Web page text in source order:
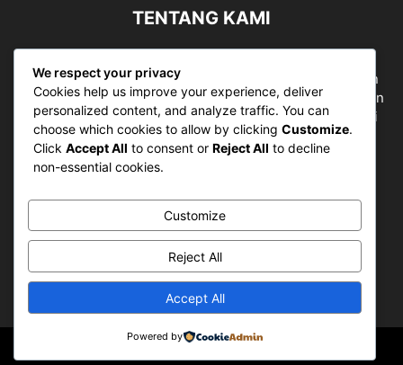
TENTANG KAMI
bergerak di ruang jurnalistik, sebagai entitas pemberian
ruang Publik, Media merupakan literasi mutlak diperlukan
sebagai kemampuan dasar berpikir kritis untuk hidup di
abad informasi.
Hubungi kami:
IKUTI KAMI
We respect your privacy
Cookies help us improve your experience, deliver
personalized content, and analyze traffic. You can
choose which cookies to allow by clicking Customize.
Click Accept All to consent or Reject All to decline
non-essential cookies.
Customize
Reject All
Accept All
Powered by